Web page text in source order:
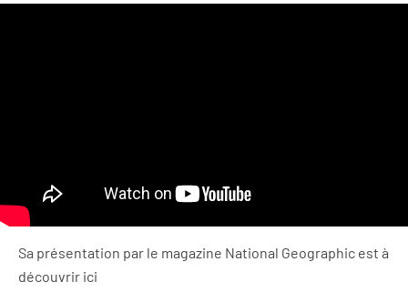
Sa présentation par le magazine National Geographic est à
découvrir ici